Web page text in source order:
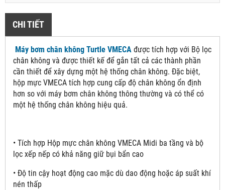
CHI TIẾT
Máy bơm chân không Turtle VMECA được tích hợp với Bộ lọc
chân không và được thiết kế để gắn tất cả các thành phần
cần thiết để xây dựng một hệ thống chân không. Đặc biệt,
hộp mực VMECA tích hợp cung cấp độ chân không ổn định
hơn so với máy bơm chân không thông thường và có thể có
một hệ thống chân không hiệu quả.
• Tích hợp Hộp mực chân không VMECA Midi ba tầng và bộ
lọc xếp nếp có khả năng giữ bụi bẩn cao
• Độ tin cậy hoạt động cao mặc dù dao động hoặc áp suất khí
nén thấp